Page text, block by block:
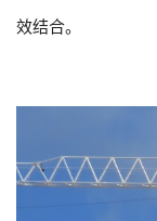
效结合。